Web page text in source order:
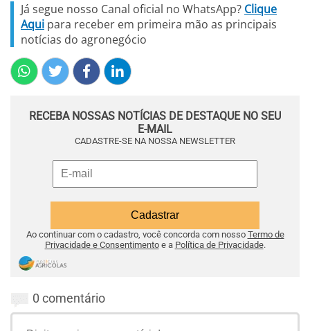
Já segue nosso Canal oficial no WhatsApp? Clique
Aqui para receber em primeira mão as principais
notícias do agronegócio
RECEBA NOSSAS NOTÍCIAS DE DESTAQUE NO SEU
E-MAIL
CADASTRE-SE NA NOSSA NEWSLETTER
Ao continuar com o cadastro, você concorda com nosso Termo de
Privacidade e Consentimentoe a Política de Privacidade.
0 comentário